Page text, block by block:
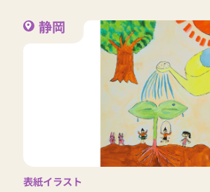
静岡
表紙イラスト